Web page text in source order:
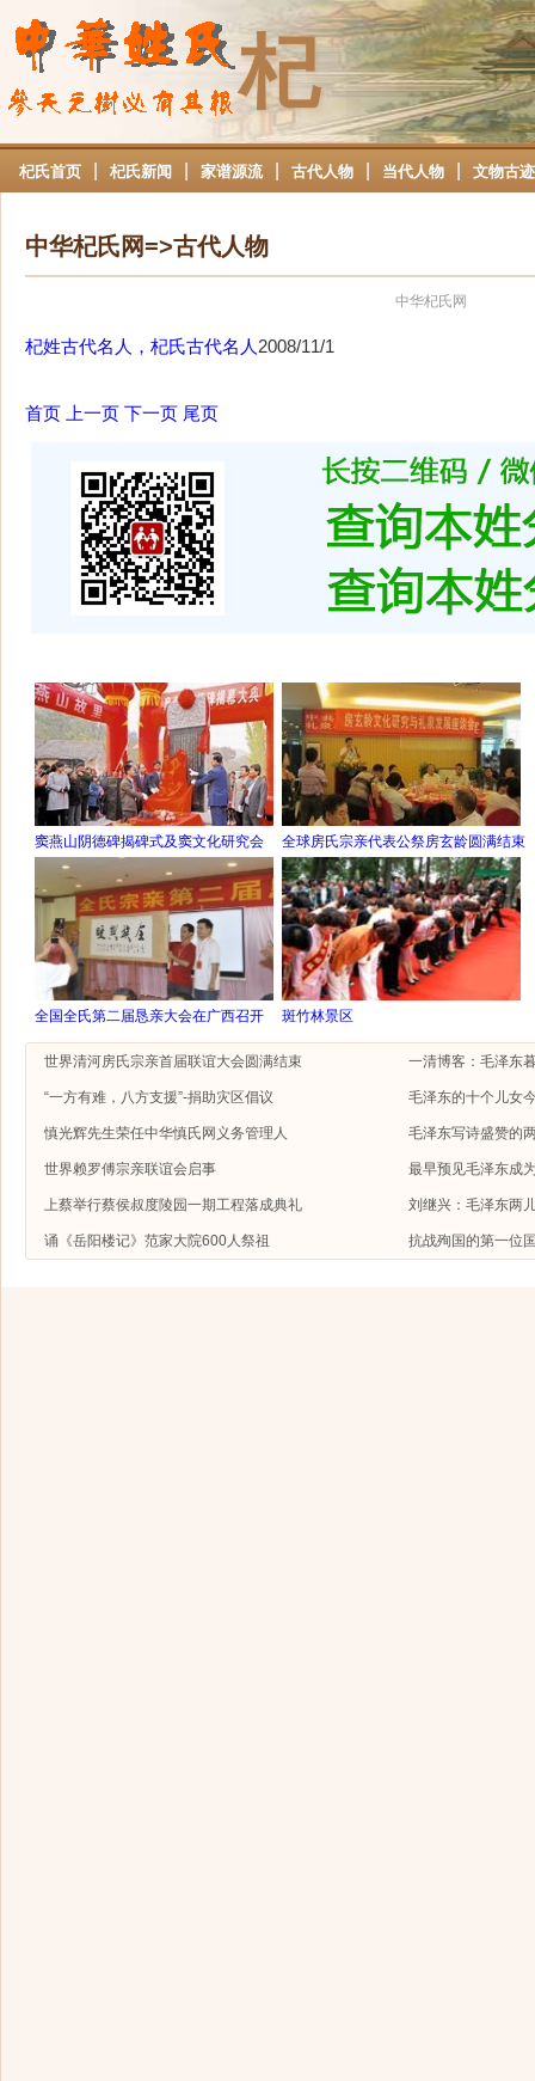
杞
杞氏首页 杞氏新闻 家谱源流 古代人物 当代人物 文物古迹
中华杞氏网=>古代人物
中华杞氏网
杞姓古代名人，杞氏古代名人 2008/11/1
首页 上一页 下一页 尾页
窦燕山阴德碑揭碑式及窦文化研究会 全球房氏宗亲代表公祭房玄龄圆满结束
全国全氏第二届恳亲大会在广西召开 斑竹林景区
世界清河房氏宗亲首届联谊大会圆满结束 一清博客：毛泽东
“一方有难，八方支援”-捐助灾区倡议 毛泽东的十个儿女
慎光辉先生荣任中华慎氏网义务管理人 毛泽东写诗盛赞的
世界赖罗傅宗亲联谊会启事 最早预见毛泽东成
上蔡举行蔡侯叔度陵园一期工程落成典礼 刘继兴：毛泽东两
诵《岳阳楼记》范家大院600人祭祖 抗战殉国的第一位